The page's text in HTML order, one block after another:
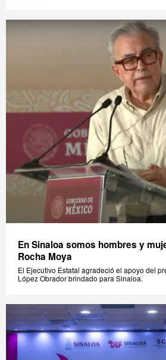
En Sinaloa somos hombres y
Rocha Moya
El Ejecutivo Estatal agradeció el apoyo del
López Obrador brindado para Sinaloa.